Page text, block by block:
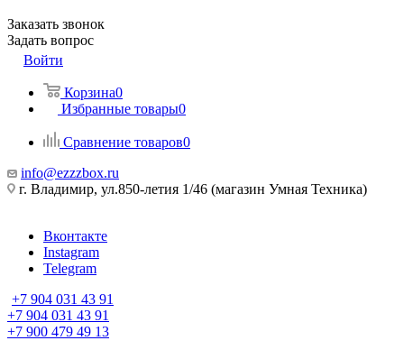
Заказать звонок
Задать вопрос
Войти
Корзина0
Избранные товары0
Сравнение товаров0
info@ezzzbox.ru
г. Владимир, ул.850-летия 1/46 (магазин Умная Техника)
Вконтакте
Instagram
Telegram
+7 904 031 43 91
+7 904 031 43 91
+7 900 479 49 13